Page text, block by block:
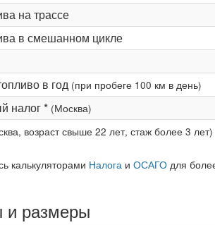
на трассе
в смешанном цикле
в год (при пробеге 100 км в день)
налог * (Москва)
возраст свыше 22 лет, стаж более 3 лет)
калькуляторами Налогаи ОСАГОдля
и размеры